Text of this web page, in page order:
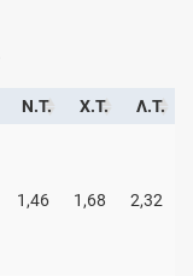
Ν.Τ. Χ.Τ. Λ.Τ.
1,46 1,68 2,32